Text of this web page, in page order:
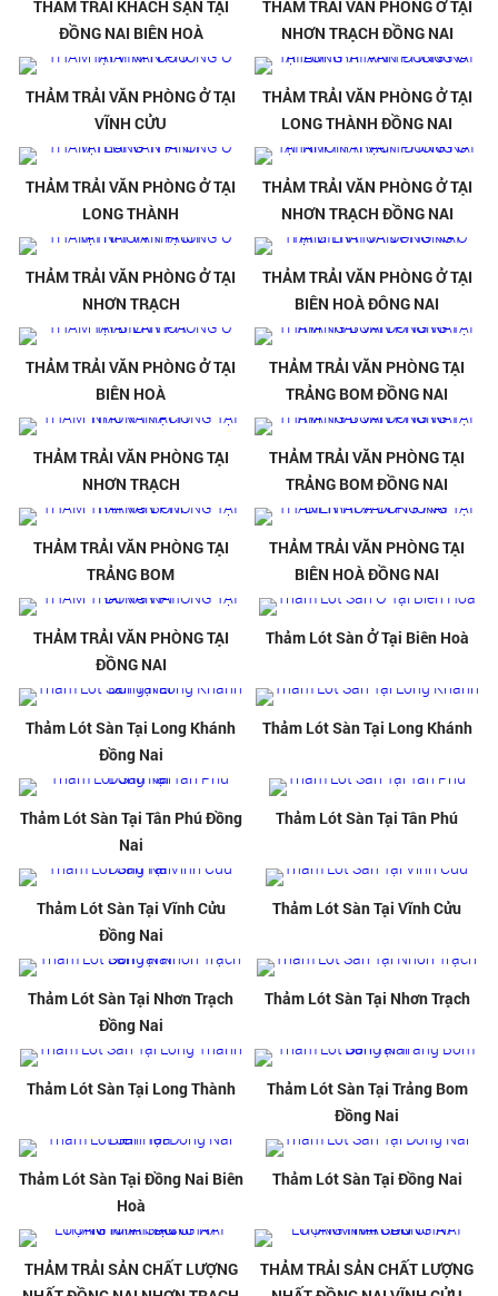
THẢM TRẢI KHÁCH SẠN TẠI
ĐỒNG NAI BIÊN HOÀ
THẢM TRẢI VĂN PHÒNG Ở TẠI
NHƠN TRẠCH ĐỒNG NAI
THẢM TRẢI VĂN PHÒNG Ở TẠI
VĨNH CỬU
THẢM TRẢI VĂN PHÒNG Ở TẠI
LONG THÀNH ĐỒNG NAI
THẢM TRẢI VĂN PHÒNG Ở TẠI
LONG THÀNH
THẢM TRẢI VĂN PHÒNG Ở TẠI
NHƠN TRẠCH ĐỒNG NAI
THẢM TRẢI VĂN PHÒNG Ở TẠI
NHƠN TRẠCH
THẢM TRẢI VĂN PHÒNG Ở TẠI
BIÊN HOÀ ĐÔNG NAI
THẢM TRẢI VĂN PHÒNG Ở TẠI
BIÊN HOÀ
THẢM TRẢI VĂN PHÒNG TẠI
TRẢNG BOM ĐỒNG NAI
THẢM TRẢI VĂN PHÒNG TẠI
NHƠN TRẠCH
THẢM TRẢI VĂN PHÒNG TẠI
TRẢNG BOM ĐỒNG NAI
THẢM TRẢI VĂN PHÒNG TẠI
TRẢNG BOM
THẢM TRẢI VĂN PHÒNG TẠI
BIÊN HOÀ ĐỒNG NAI
THẢM TRẢI VĂN PHÒNG TẠI
ĐỒNG NAI
Thảm Lót Sàn Ở Tại Biên Hoà
Thảm Lót Sàn Tại Long Khánh
Đồng Nai
Thảm Lót Sàn Tại Long Khánh
Thảm Lót Sàn Tại Tân Phú Đồng
Nai
Thảm Lót Sàn Tại Tân Phú
Thảm Lót Sàn Tại Vĩnh Cửu
Đồng Nai
Thảm Lót Sàn Tại Vĩnh Cửu
Thảm Lót Sàn Tại Nhơn Trạch
Đồng Nai
Thảm Lót Sàn Tại Nhơn Trạch
Thảm Lót Sàn Tại Long Thành
Thảm Lót Sàn Tại Trảng Bom
Đồng Nai
Thảm Lót Sàn Tại Đồng Nai Biên
Hoà
Thảm Lót Sàn Tại Đồng Nai
THẢM TRẢI SẢN CHẤT LƯỢNG
THẢM TRẢI SẢN CHẤT LƯỢNG